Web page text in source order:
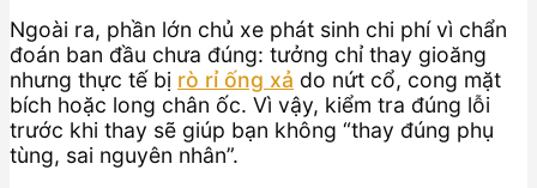
Ngoài ra, phần lớn chủ xe phát sinh chi phí vì chẩn
đoán ban đầu chưa đúng: tưởng chỉ thay gioăng
nhưng thực tế bị rò rỉ ống xả do nứt cổ, cong mặt
bích hoặc long chân ốc. Vì vậy, kiểm tra đúng lỗi
trước khi thay sẽ giúp bạn không “thay đúng phụ
tùng, sai nguyên nhân”.